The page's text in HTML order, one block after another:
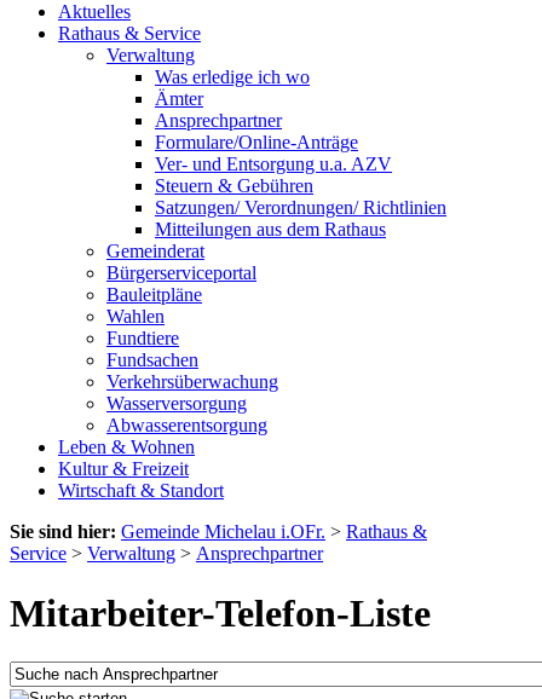
Aktuelles
Rathaus & Service
Verwaltung
Was erledige ich wo
Ämter
Ansprechpartner
Formulare/Online-Anträge
Ver- und Entsorgung u.a. AZV
Steuern & Gebühren
Satzungen/ Verordnungen/ Richtlinien
Mitteilungen aus dem Rathaus
Gemeinderat
Bürgerserviceportal
Bauleitpläne
Wahlen
Fundtiere
Fundsachen
Verkehrsüberwachung
Wasserversorgung
Abwasserentsorgung
Leben & Wohnen
Kultur & Freizeit
Wirtschaft & Standort
Sie sind hier: Gemeinde Michelau i.OFr. > Rathaus &
Service > Verwaltung > Ansprechpartner
Mitarbeiter-Telefon-Liste